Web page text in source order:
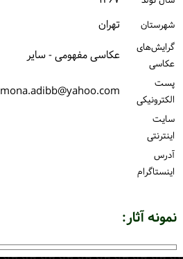
شهرستان تهران
گرایش‌های
عکاسی
عکاسی مفهومی - سایر
پست
الكترونیكی
mona.adibb@yahoo.com
سایت
اینترنتی
آدرس
اینستاگرام
نمونه آثار: